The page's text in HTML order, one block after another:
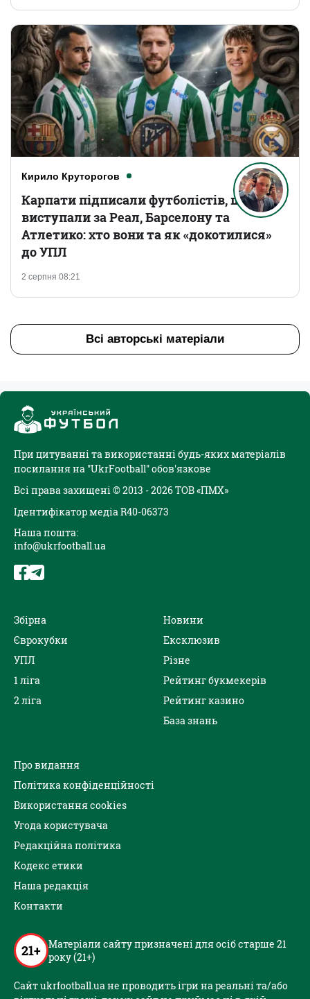
Кирило Круторогов
2 серпня 08:21
Карпати підписали футболістів, що
виступали за Реал, Барселону та
Атлетико: хто вони та як «докотилися»
до УПЛ
Всі авторські матеріали
При цитуванні та використанні будь-яких матеріалів
посилання на "UkrFootball" обов'язкове
Всі права захищені © 2013 - 2026 ТОВ «ПМХ»
Ідентифікатор медіа R40-06373
Наша пошта:
info@ukrfootball.ua
Збірна
Єврокубки
УПЛ
1 ліга
2 ліга
Новини
Ексклюзив
Різне
Рейтинг букмекерів
Рейтинг казино
База знань
Про видання
Політика конфіденційності
Використання cookies
Угода користувача
Редакційна політика
Кодекс етики
Наша редакція
Контакти
21+ Матеріали сайту призначені для осіб старше 21
року (21+)
Сайт ukrfootball.ua не проводить ігри на реальні та/або